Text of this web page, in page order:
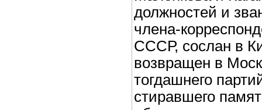
должностей и
члена-
СССР, сослан в
возвращен в
тогдашнего
стиравшего